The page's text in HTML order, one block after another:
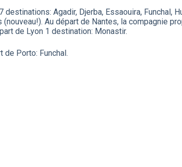
Agadir, Djerba, Essaouira, Funchal,
Au départ de Nantes, la compagnie
de Lyon 1 destination: Monastir.
de Porto: Funchal.